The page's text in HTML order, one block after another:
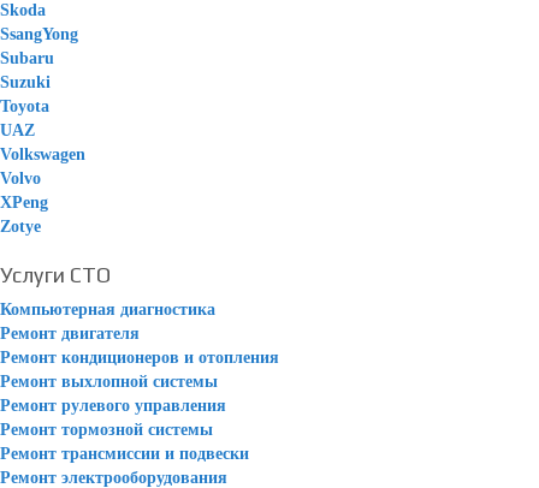
Skoda
SsangYong
Subaru
Suzuki
Toyota
UAZ
Volkswagen
Volvo
XPeng
Zotye
Услуги СТО
Компьютерная диагностика
Ремонт двигателя
Ремонт кондиционеров и отопления
Ремонт выхлопной системы
Ремонт рулевого управления
Ремонт тормозной системы
Ремонт трансмиссии и подвески
Ремонт электрооборудования